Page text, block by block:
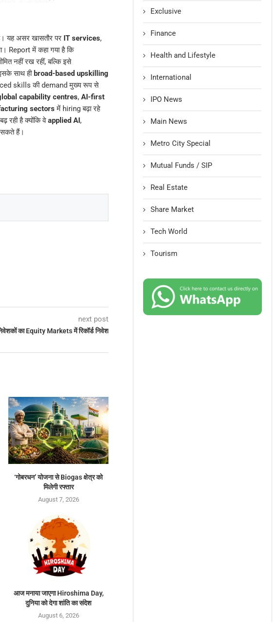
यह असर खासतौर पर IT services,
Report में कहा गया है कि
नहीं रख रहीं, बल्कि इसे
साथ ही broad-based upskilling
skills की demand मुख्य रूप से
capability centres, AI-first
sectors में hiring बढ़ा रहे
रही है क्योंकि वेapplied AI,
हैं।
next post
का Equity Markets में रिकॉर्ड निवेश
‘गोबरधन’ योजना से Biogas क्षेत्र को
मिलेगी रफ्तार
August 7, 2026
आज मनाया जाएगा Hiroshima Day,
दुनिया को देगा शांति का संदेश
August 6, 2026
Exclusive
Finance
Health and Lifestyle
International
IPO News
Main News
Metro City Special
Mutual Funds / SIP
Real Estate
Share Market
Tech World
Tourism